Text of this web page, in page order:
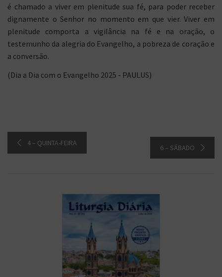
é chamado a viver em plenitude sua fé, para poder receber
dignamente o Senhor no momento em que vier. Viver em
plenitude comporta a vigilância na fé e na oração, o
testemunho da alegria do Evangelho, a pobreza de coração e
a conversão.
(Dia a Dia com o Evangelho 2025 - PAULUS)
4 – QUINTA-FEIRA
6 – SÁBADO